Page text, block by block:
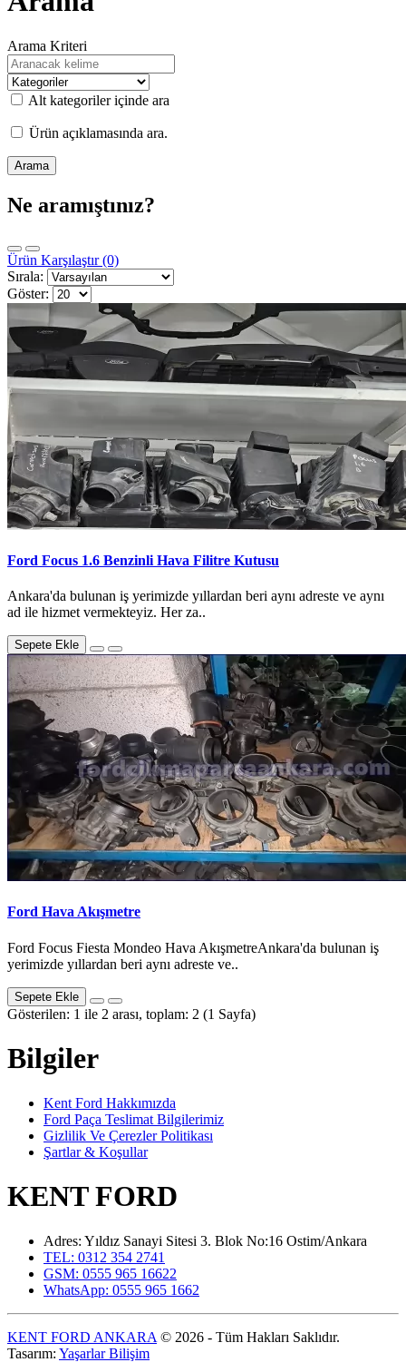
Arama Kriteri
Alt kategoriler içinde ara
Ürün açıklamasında ara.
Ne aramıştınız?
Ürün Karşılaştır (0)
Sırala:
Göster:
Ford Focus 1.6 Benzinli Hava Filitre Kutusu
Ankara'da bulunan iş yerimizde yıllardan beri aynı adreste ve aynı
ad ile hizmet vermekteyiz. Her za..
Sepete Ekle
Ford Hava Akışmetre
Ford Focus Fiesta Mondeo Hava AkışmetreAnkara'da bulunan iş
yerimizde yıllardan beri aynı adreste ve..
Sepete Ekle
Gösterilen: 1 ile 2 arası, toplam: 2 (1 Sayfa)
Bilgiler
Kent Ford Hakkımızda
Ford Paça Teslimat Bilgilerimiz
Gizlilik Ve Çerezler Politikası
Şartlar & Koşullar
KENT FORD
Adres: Yıldız Sanayi Sitesi 3. Blok No:16 Ostim/Ankara
TEL: 0312 354 2741
GSM: 0555 965 16622
WhatsApp: 0555 965 1662
KENT FORD ANKARA © 2026 - Tüm Hakları Saklıdır.
Tasarım: Yaşarlar Bilişim